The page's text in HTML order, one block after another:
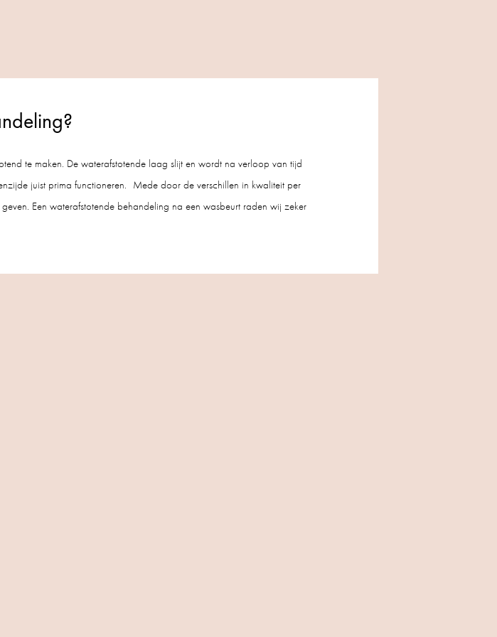
te maken. De waterafstotende laag slijt en wordt na verloop van tijd
juist prima functioneren. Mede door de verschillen in kwaliteit per
Een waterafstotende behandeling na een wasbeurt raden wij zeker